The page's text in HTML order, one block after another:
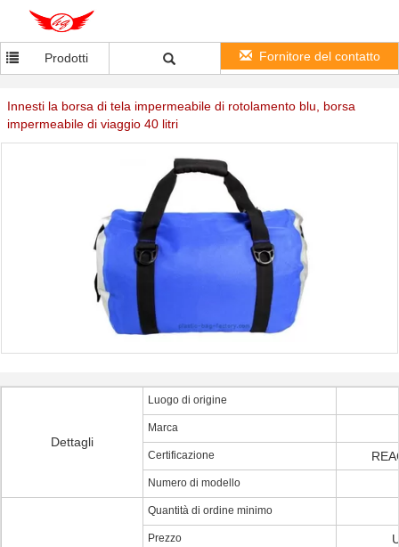
Prodotti Fornitore del contatto
Innesti la borsa di tela impermeabile di rotolamento blu, borsa
impermeabile di viaggio 40 litri
Dettagli
Luogo di origine
Marca
Certificazione
Numero di modello
Quantità di ordine minimo
Prezzo